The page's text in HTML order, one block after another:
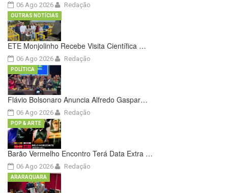
06 Ago 2026 Redação
ETE Monjolinho Recebe Visita Científica …
06 Ago 2026
OUTRAS NOTÍCIAS
Redação
Flávio Bolsonaro Anuncia Alfredo Gaspar…
06 Ago 2026
POLÍTICA
Redação
Barão Vermelho Encontro Terá Data Extra …
06 Ago 2026
POP & ARTE
Redação
ARARAQUARA